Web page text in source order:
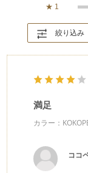
★ 1
絞り込み
満足
カラー：
ココ